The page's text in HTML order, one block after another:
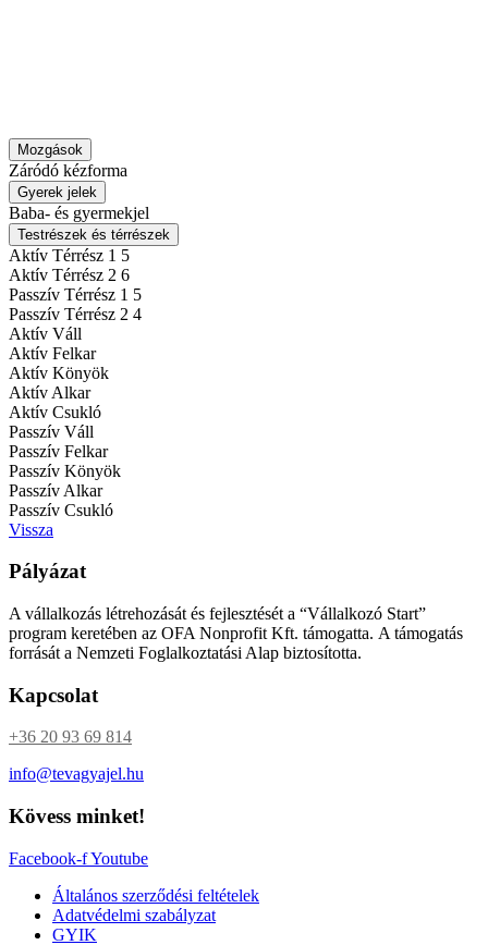
Mozgások
Záródó kézforma
Gyerek jelek
Baba- és gyermekjel
Testrészek és térrészek
Aktív Térrész 1 5
Aktív Térrész 2 6
Passzív Térrész 1 5
Passzív Térrész 2 4
Aktív Váll
Aktív Felkar
Aktív Könyök
Aktív Alkar
Aktív Csukló
Passzív Váll
Passzív Felkar
Passzív Könyök
Passzív Alkar
Passzív Csukló
Vissza
Pályázat
A vállalkozás létrehozását és fejlesztését a “Vállalkozó Start”
program keretében az OFA Nonprofit Kft. támogatta. A támogatás
forrását a Nemzeti Foglalkoztatási Alap biztosította.
Kapcsolat
+36 20 93 69 814
info@tevagyajel.hu
Kövess minket!
Facebook-fYoutube
Általános szerződési feltételek
Adatvédelmi szabályzat
GYIK